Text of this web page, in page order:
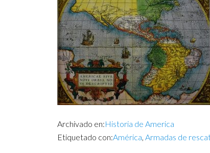
Archivado en:Historia de America
Etiquetado con:América, Armadas de